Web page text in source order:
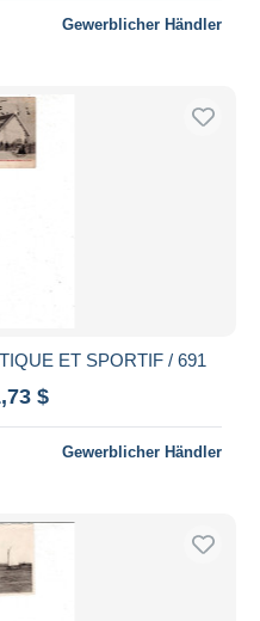
Gewerblicher Händler
ET SPORTIF / 691
$
Gewerblicher Händler